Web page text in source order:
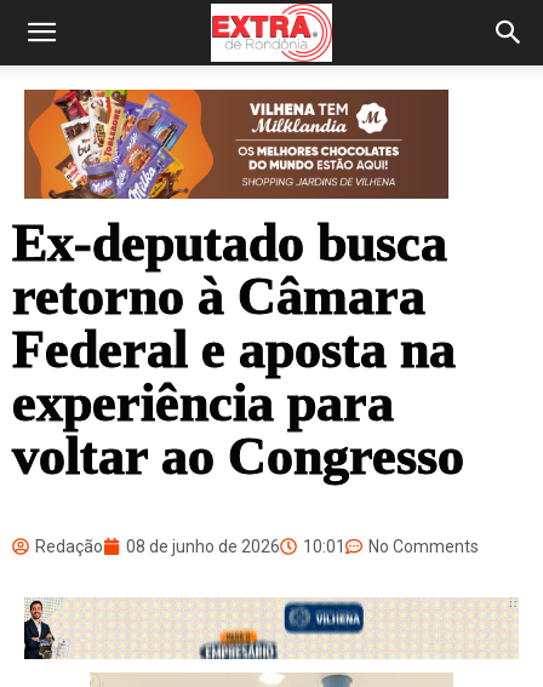
Ex-deputado busca
retorno à Câmara
Federal e aposta na
experiência para
voltar ao Congresso
Redação 08 de junho de 2026 10:01 No Comments